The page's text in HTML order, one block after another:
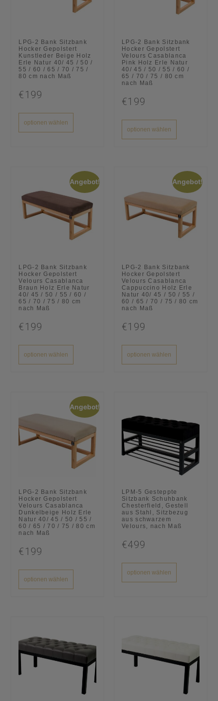
LPG-2 Bank Sitzbank
Hocker Gepolstert
Kunstleder Beige Holz
Erle Natur 40/ 45 / 50 /
55 / 60 / 65 / 70 / 75 /
80 cm nach Maß
€199
optionen wählen
LPG-2 Bank Sitzbank
Hocker Gepolstert
Velours Casablanca
Pink Holz Erle Natur
40/ 45 / 50 / 55 / 60 /
65 / 70 / 75 / 80 cm
nach Maß
€199
optionen wählen
Angebot!
LPG-2 Bank Sitzbank
Hocker Gepolstert
Velours Casablanca
Braun Holz Erle Natur
40/ 45 / 50 / 55 / 60 /
65 / 70 / 75 / 80 cm
nach Maß
€199
optionen wählen
Angebot!
LPG-2 Bank Sitzbank
Hocker Gepolstert
Velours Casablanca
Cappuccino Holz Erle
Natur 40/ 45 / 50 / 55 /
60 / 65 / 70 / 75 / 80 cm
nach Maß
€199
optionen wählen
Angebot!
LPG-2 Bank Sitzbank
Hocker Gepolstert
Velours Casablanca
Dunkelbeige Holz Erle
Natur 40/ 45 / 50 / 55 /
60 / 65 / 70 / 75 / 80 cm
nach Maß
€199
optionen wählen
LPM-5 Gesteppte
Sitzbank Schuhbank
Chesterfield, Gestell
aus Stahl, Sitzbezug
aus schwarzem
Velours, nach Maß
€499
optionen wählen